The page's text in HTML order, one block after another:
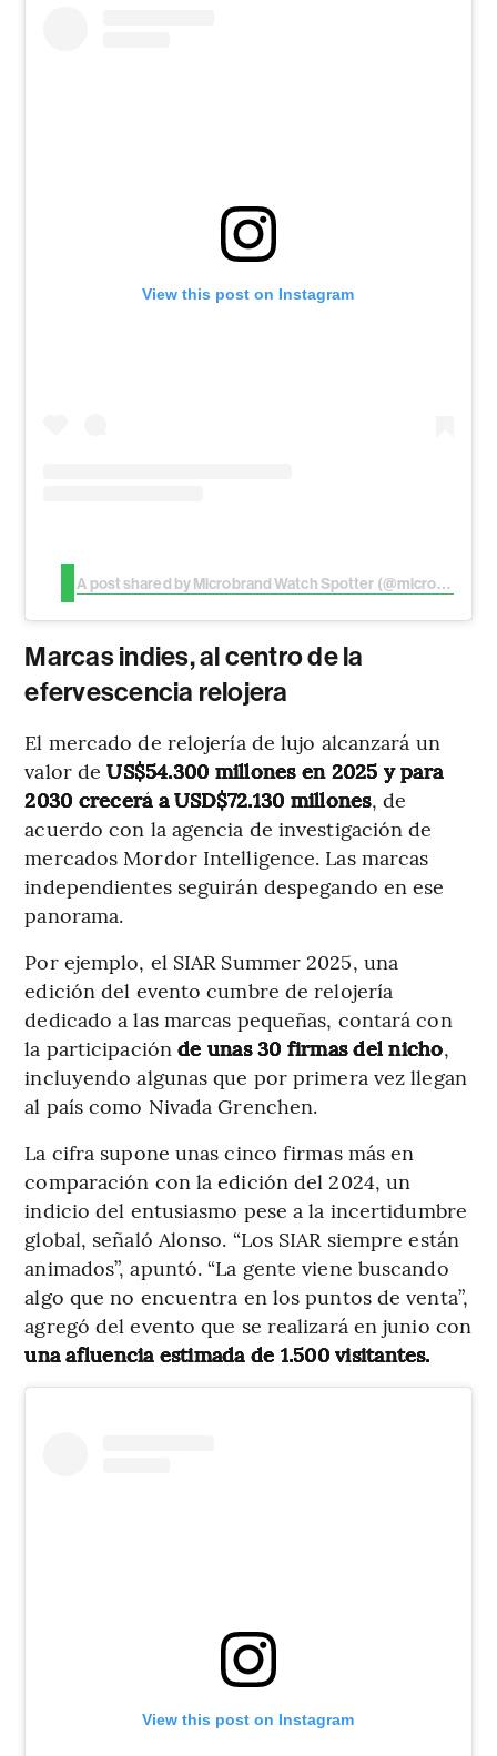
View this post on Instagram
A post shared by Microbrand Watch Spotter (@microbrand.spotter)
Marcas indies, al centro de la
efervescencia relojera
El mercado de relojería de lujo alcanzará un
valor deUS$54.300 millones en 2025 y para
2030 crecerá a USD$72.130 millones, de
acuerdo con la agencia de investigación de
mercados Mordor Intelligence. Las marcas
independientes seguirán despegando en ese
panorama.
Por ejemplo, el SIAR Summer 2025, una
edición del evento cumbre de relojería
dedicado a las marcas pequeñas, contará con
la participaciónde unas 30 firmas del nicho,
incluyendo algunas que por primera vez llegan
al país como Nivada Grenchen.
La cifra supone unas cinco firmas más en
comparación con la edición del 2024, un
indicio del entusiasmo pese a la incertidumbre
global, señaló Alonso. “Los SIAR siempre están
animados”, apuntó. “La gente viene buscando
algo que no encuentra en los puntos de venta”,
agregó del evento que se realizará en junio con
una afluencia estimada de 1.500 visitantes.
View this post on Instagram